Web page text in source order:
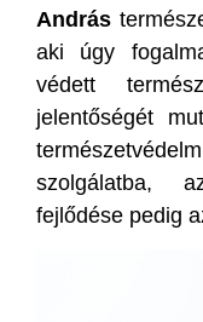
András
aki úgy
védett
jelentőségét
szolgálatba,
fejlődése pedig